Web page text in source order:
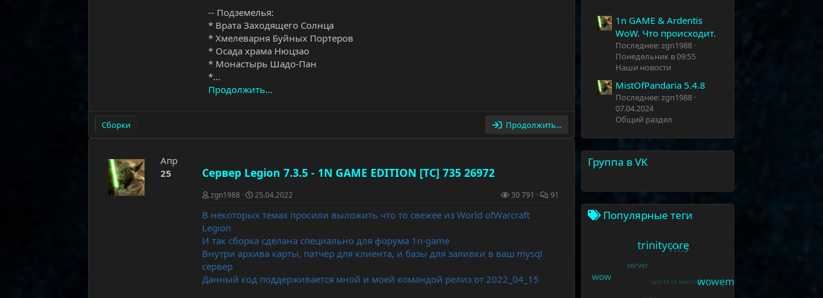
-- Подземелья:
* Врата Заходящего Солнца
* Хмелеварня Буйных Портеров
* Осада храма Нюцзао
* Монастырь Шадо-Пан
*...
Продолжить...
Сборки Продолжить...
Апр
25
Сервер Legion 7.3.5 - 1N GAME EDITION [TC] 735 26972
zgn1988 25.04.2022 30 791 91
В некоторых темах просили выложить что то свежее из World ofWarcraft
Legion
И так сборка сделана специально для форума 1n-game
Внутри архива карты, патчер для клиента, и базы для заливки в ваш mysql
сервер
Данный код поддерживается мной и моей командой релиз от 2022_04_15
1n GAME & Ardentis
WoW. Что происходит.
Последнее: zgn1988
Понедельник в 09:55
Наши новости
MistOfPandaria 5.4.8
Последнее: zgn1988
07.04.2024
Общий раздел
Группа в VK
Популярные теги